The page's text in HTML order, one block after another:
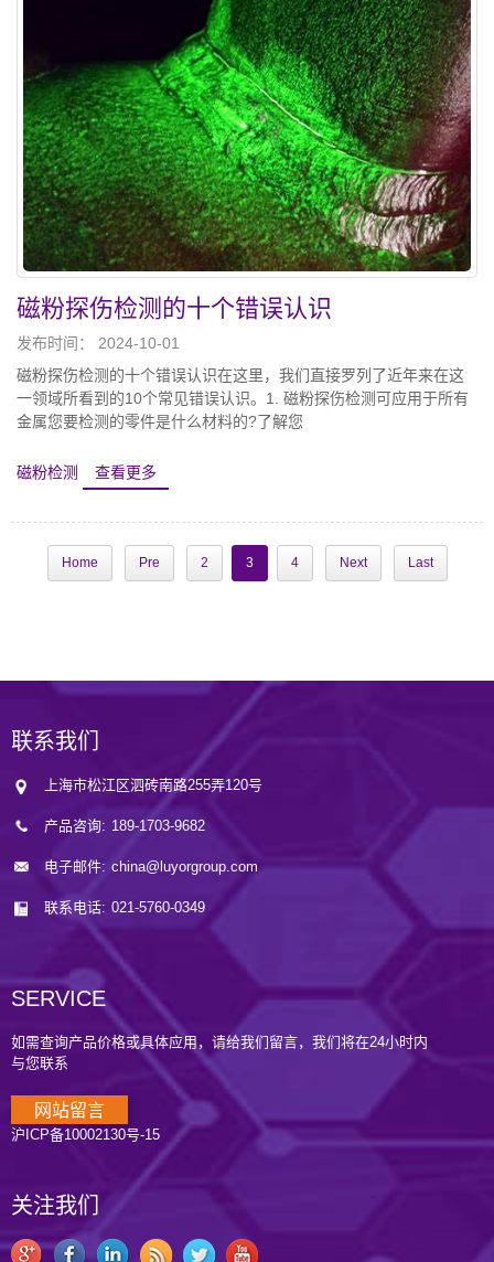
磁粉探伤检测的十个错误认识
发布时间： 2024-10-01
磁粉探伤检测的十个错误认识在这里，我们直接罗列了近年来在这
一领域所看到的10个常见错误认识。1. 磁粉探伤检测可应用于所有
金属您要检测的零件是什么材料的?了解您
磁粉检测 查看更多
Home Pre 2 3 4 Next Last
联系我们
上海市松江区泗砖南路255弄120号
产品咨询: 189-1703-9682
电子邮件: china@luyorgroup.com
联系电话: 021-5760-0349
SERVICE
如需查询产品价格或具体应用，请给我们留言，我们将在24小时内
与您联系
网站留言
沪ICP备10002130号-15
关注我们